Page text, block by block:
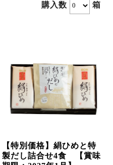
用ガイド
員登録・特典について
イバシーポリシー
購入数 箱
【特別価格】絹ひめと特
製だし詰合せ4食 【賞味